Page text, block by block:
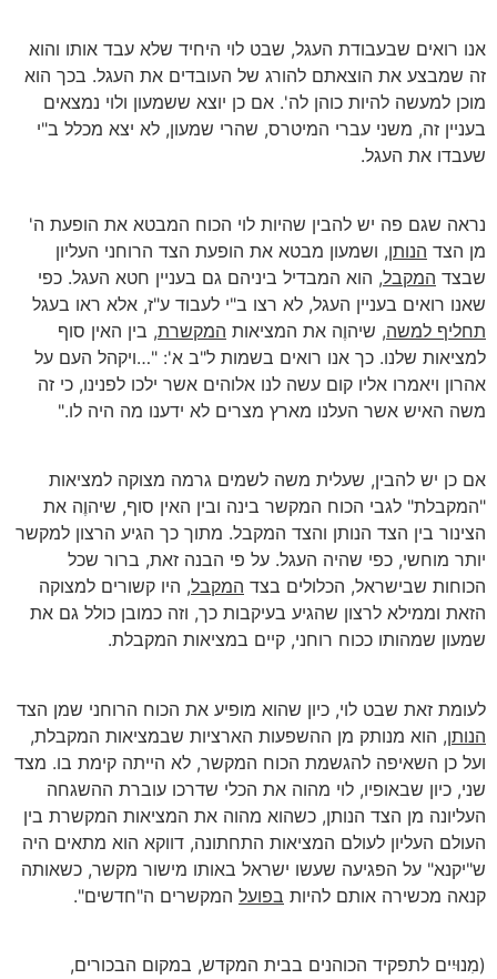
אנו רואים שבעבודת העגל, שבט לוי היחיד שלא עבד אותו והוא
זה שמבצע את הוצאתם להורג של העובדים את העגל. בכך הוא
מוכן למעשה להיות כוהן לה'. אם כן יוצא ששמעון ולוי נמצאים
בעניין זה, משני עברי המיטרס, שהרי שמעון, לא יצא מכלל ב"י
שעבדו את העגל.
נראה שגם פה יש להבין שהיות לוי הכוח המבטא את הופעת ה'
מן הצד הנותן, ושמעון מבטא את הופעת הצד הרוחני העליון
שבצד המקבל, הוא המבדיל ביניהם גם בעניין חטא העגל. כפי
שאנו רואים בעניין העגל, לא רצו ב"י לעבוד ע"ז, אלא ראו בעגל
תחליף למשה, שיהוֶה את המציאות המקשרת, בין האין סוף
למציאות שלנו. כך אנו רואים בשמות ל"ב א': "…ויקהל העם על
אהרון ויאמרו אליו קום עשה לנו אלוהים אשר ילכו לפנינו, כי זה
משה האיש אשר העלנו מארץ מצרים לא ידענו מה היה לו."
אם כן יש להבין, שעלית משה לשמים גרמה מצוקה למציאות
"המקבלת" לגבי הכוח המקשר בינה ובין האין סוף, שיהוֶה את
הצינור בין הצד הנותן והצד המקבל. מתוך כך הגיע הרצון למקשר
יותר מוחשי, כפי שהיה העגל. על פי הבנה זאת, ברור שכל
הכוחות שבישראל, הכלולים בצד המקבל, היו קשורים למצוקה
הזאת וממילא לרצון שהגיע בעיקבות כך, וזה כמובן כולל גם את
שמעון שמהותו ככוח רוחני, קיים במציאות המקבלת.
לעומת זאת שבט לוי, כיון שהוא מופיע את הכוח הרוחני שמן הצד
הנותן, הוא מנותק מן ההשפעות הארציות שבמציאות המקבלת,
ועל כן השאיפה להגשמת הכוח המקשר, לא הייתה קימת בו. מצד
שני, כיון שבאופיו, לוי מהוה את הכלי שדרכו עוברת ההשגחה
העליונה מן הצד הנותן, כשהוא מהוה את המציאות המקשרת בין
העולם העליון לעולם המציאות התחתונה, דווקא הוא מתאים היה
ש"יקנא" על הפגיעה שעשו ישראל באותו מישור מקשר, כשאותה
קנאה מכשירה אותם להיות בפועל המקשרים ה"חדשים".
(מִנוּיִים לתפקיד הכוהנים בבית המקדש, במקום הבכורים,